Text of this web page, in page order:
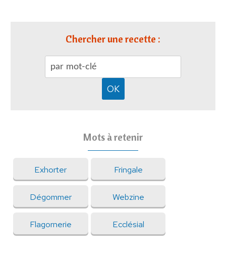
Chercher une recette :
Mots à retenir
Exhorter Fringale
Dégommer Webzine
Flagornerie Ecclésial